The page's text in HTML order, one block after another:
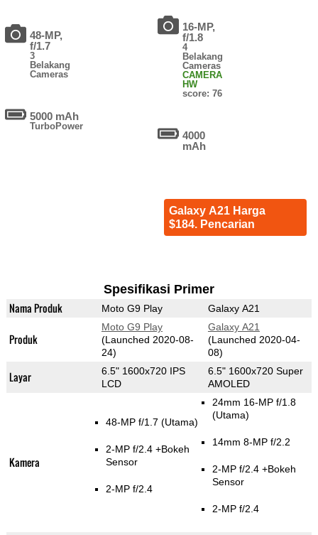
48-MP,
f/1.7
3
Belakang
Cameras
5000 mAh
TurboPower
16-MP,
f/1.8
4
Belakang
Cameras
CAMERA
HW
score: 76
4000
mAh
Galaxy A21 Harga
$184. Pencarian
Spesifikasi Primer
Nama Produk Moto G9 Play Galaxy A21
Produk
Moto G9 Play
(Launched 2020-08-
24)
Galaxy A21
(Launched 2020-04-
08)
Layar
6.5" 1600x720 IPS
LCD
6.5" 1600x720 Super
AMOLED
Kamera
48-MP f/1.7 (Utama)
2-MP f/2.4 +Bokeh
Sensor
2-MP f/2.4
24mm 16-MP f/1.8
(Utama)
14mm 8-MP f/2.2
2-MP f/2.4 +Bokeh
Sensor
2-MP f/2.4